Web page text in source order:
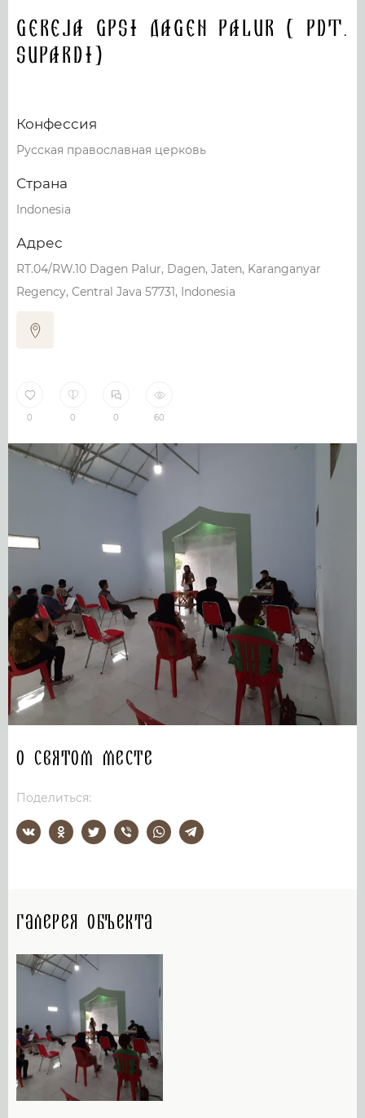
Gereja GPSI Dagen Palur ( Pdt.
Supardi)
Конфессия
Русская православная церковь
Страна
Indonesia
Адрес
RT.04/RW.10 Dagen Palur, Dagen, Jaten, Karanganyar
Regency, Central Java 57731, Indonesia
0 0 0 60
О святом месте
Поделиться:
Галерея объекта